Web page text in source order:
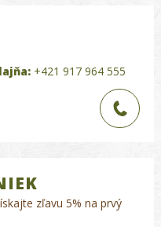
+421 917 964 555
zľavu 5% na prvý